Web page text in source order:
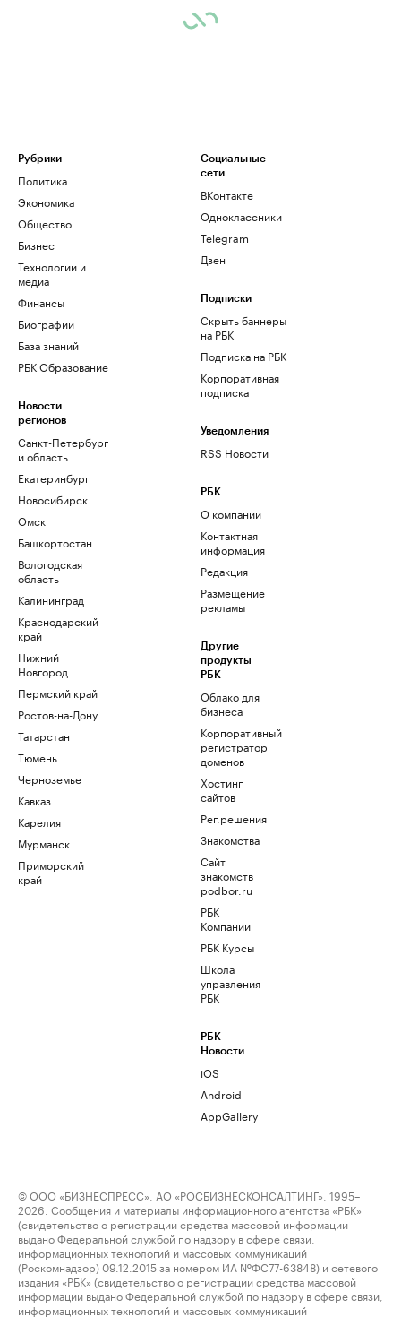
Рубрики
Политика
Экономика
Общество
Бизнес
Технологии и
медиа
Финансы
Биографии
База знаний
РБК Образование
Новости
регионов
Санкт-Петербург
и область
Екатеринбург
Новосибирск
Омск
Башкортостан
Вологодская
область
Калининград
Краснодарский
край
Нижний
Новгород
Пермский край
Ростов-на-Дону
Татарстан
Тюмень
Черноземье
Кавказ
Карелия
Мурманск
Приморский
край
Социальные
сети
ВКонтакте
Одноклассники
Telegram
Дзен
Подписки
Скрыть баннеры
на РБК
Подписка на РБК
Корпоративная
подписка
Уведомления
RSS Новости
РБК
О компании
Контактная
информация
Редакция
Размещение
рекламы
Другие
продукты
РБК
Облако для
бизнеса
Корпоративный
регистратор
доменов
Хостинг
сайтов
Рег.решения
Знакомства
Сайт
знакомств
podbor.ru
РБК
Компании
РБК Курсы
Школа
управления
РБК
РБК
Новости
iOS
Android
AppGallery
© ООО «БИЗНЕСПРЕСС», АО «РОСБИЗНЕСКОНСАЛТИНГ», 1995–
2026. Сообщения и материалы информационного агентства «РБК»
(свидетельство о регистрации средства массовой информации
выдано Федеральной службой по надзору в сфере связи,
информационных технологий и массовых коммуникаций
(Роскомнадзор) 09.12.2015 за номером ИА №ФС77-63848) и сетевого
издания «РБК» (свидетельство о регистрации средства массовой
информации выдано Федеральной службой по надзору в сфере связи,
информационных технологий и массовых коммуникаций